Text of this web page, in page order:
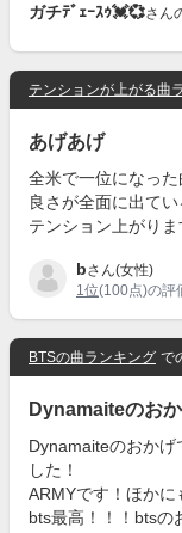
ガチﾃﾞｪｰｽｩ💓💞さん
テンションが上がる曲
あげあげ
全米で一位になっ
良さが全面に出て
テンション上がりま
bさん(女性)
1位(100点)の評
BTSの曲ランキング で
Dynamaiteのおか
Dynamaiteのおかげ
した！
ARMYです！ほかに
bts最高！！！btsの